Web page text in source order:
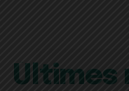
Últimes